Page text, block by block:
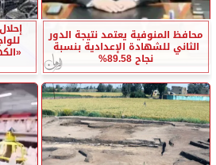
محافظ المنوفية يعتمد نتيجة الدور
الثاني للشهادة الإعدادية بنسبة
نجاح 89.58%